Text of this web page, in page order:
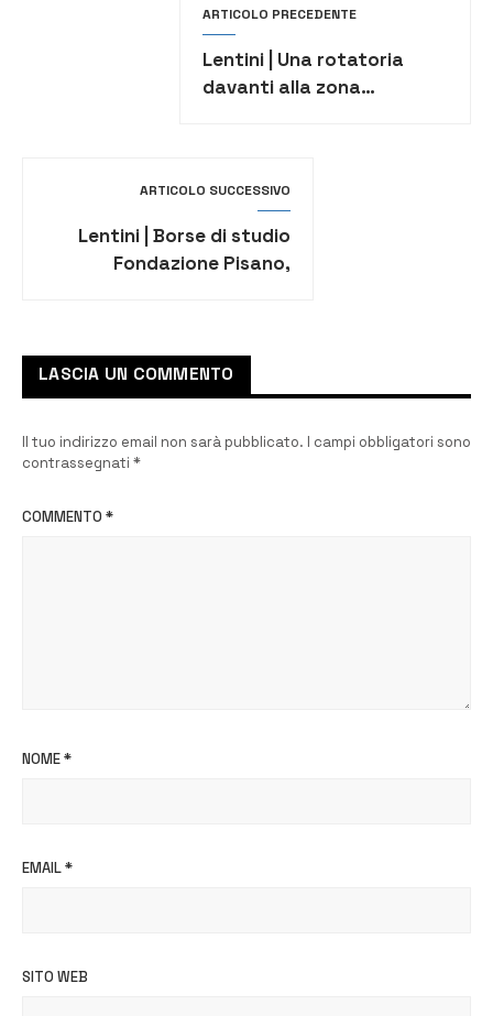
ARTICOLO PRECEDENTE
Lentini | Una rotatoria
davanti alla zona
ARTICOLO SUCCESSIVO
Lentini | Borse di studio
Fondazione Pisano,
LASCIA UN COMMENTO
Il tuo indirizzo email non sarà pubblicato. I campi obbligatori sono
contrassegnati *
COMMENTO *
NOME*
EMAIL*
SITO WEB